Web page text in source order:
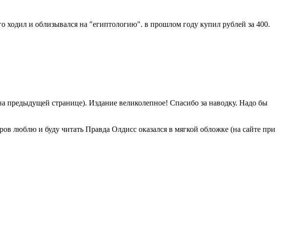
ходил и облизывался на "египтологию". в прошлом году купил рублей за 400.
предыдущей странице). Издание великолепное! Спасибо за наводку. Надо бы
люблю и буду читать Правда Олдисс оказался в мягкой обложке (на сайте при